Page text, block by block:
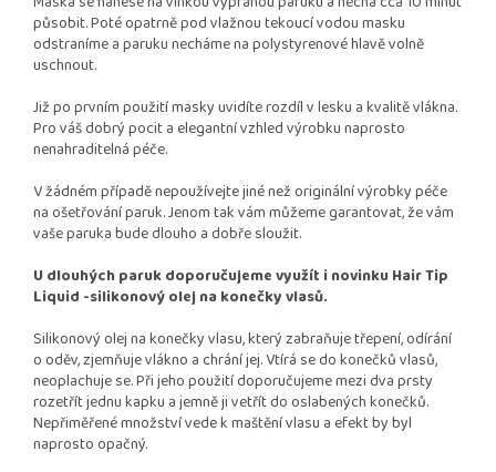
působit. Poté opatrně pod vlažnou tekoucí vodou masku
odstraníme a paruku necháme na polystyrenové hlavě volně
uschnout.
Již po prvním použití masky uvidíte rozdíl v lesku a kvalitě vlákna.
Pro váš dobrý pocit a elegantní vzhled výrobku naprosto
nenahraditelná péče.
V žádném případě nepoužívejte jiné než originální výrobky péče
na ošetřování paruk. Jenom tak vám můžeme garantovat, že vám
vaše paruka bude dlouho a dobře sloužit.
U dlouhých paruk doporučujeme využít i novinku Hair Tip
Liquid -silikonový olej na konečky vlasů.
Silikonový olej na konečky vlasu, který zabraňuje třepení, odírání
o oděv, zjemňuje vlákno a chrání jej. Vtírá se do konečků vlasů,
neoplachuje se. Při jeho použití doporučujeme mezi dva prsty
rozetřít jednu kapku a jemně ji vetřít do oslabených konečků.
Nepřiměřené množství vede k maštění vlasu a efekt by byl
naprosto opačný.